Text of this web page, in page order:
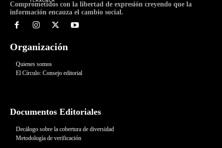
Comprometidos con la libertad de expresión creyendo que la
información encauza el cambio social.
Organización
Quienes somos
El Círculo: Consejo editorial
Documentos Editoriales
Decálogo sobre la cobertura de diversidad
Metodología de verificación